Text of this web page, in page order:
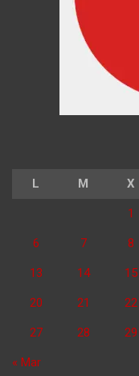
L M X
1
6 7 8
13 14 15
20 21 22
27 28 29
« Mar